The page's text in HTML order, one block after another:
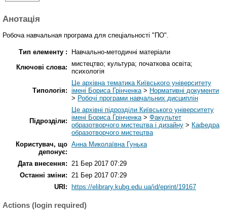
Анотація
Робоча навчальная програма для спеціальності "ПО".
Тип елементу :
Навчально-методичні матеріали
Ключові слова: мистецтво; культура; початкова освіта;
психологія
Типологія:
Це архівна тематика Київського університету
імені Бориса Грінченка> Нормативні документи
> Робочі програми навчальних дисциплін
Підрозділи:
Це архівні підрозділи Київського університету
імені Бориса Грінченка> Факультет
образотворчого мистецтва і дизайну > Кафедра
образотворчого мистецтва
Користувач, що
депонує:
Анна Миколаївна Гунька
Дата внесення: 21 Бер 2017 07:29
Останні зміни: 21 Бер 2017 07:29
URI:
https://elibrary.kubg.edu.ua/id/eprint/19167
Actions (login required)